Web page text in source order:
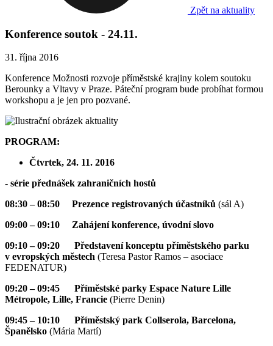
Zpět na aktuality
Konference soutok - 24.11.
31. října 2016
Konference Možnosti rozvoje příměstské krajiny kolem soutoku
Berounky a Vltavy v Praze. Páteční program bude probíhat formou
workshopu a je jen pro pozvané.
PROGRAM:
Čtvrtek, 24. 11. 2016
- série přednášek zahraničních hostů
08:30 – 08:50 Prezence registrovaných účastníků (sál A)
09:00 – 09:10 Zahájení konference, úvodní slovo
09:10 – 09:20 Představení konceptu příměstského parku
v evropských městech (Teresa Pastor Ramos – asociace
FEDENATUR)
09:20 – 09:45 Příměstské parky Espace Nature Lille
Métropole, Lille, Francie (Pierre Denin)
09:45 – 10:10 Příměstský park Collserola, Barcelona,
Španělsko (Mária Martí)